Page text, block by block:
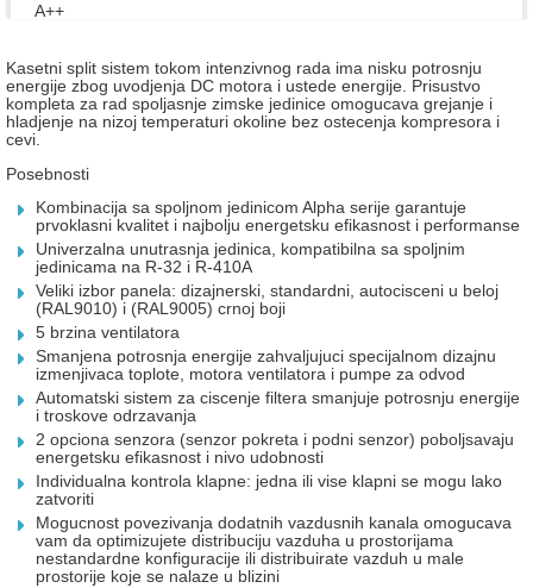
A++
Kasetni split sistem tokom intenzivnog rada ima nisku potrosnju
energije zbog uvodjenja DC motora i ustede energije. Prisustvo
kompleta za rad spoljasnje zimske jedinice omogucava grejanje i
hladjenje na nizoj temperaturi okoline bez ostecenja kompresora i
cevi.
Posebnosti
Kombinacija sa spoljnom jedinicom Alpha serije garantuje
prvoklasni kvalitet i najbolju energetsku efikasnost i performanse
Univerzalna unutrasnja jedinica, kompatibilna sa spoljnim
jedinicama na R-32 i R-410A
Veliki izbor panela: dizajnerski, standardni, autocisceni u beloj
(RAL9010) i (RAL9005) crnoj boji
5 brzina ventilatora
Smanjena potrosnja energije zahvaljujuci specijalnom dizajnu
izmenjivaca toplote, motora ventilatora i pumpe za odvod
Automatski sistem za ciscenje filtera smanjuje potrosnju energije
i troskove odrzavanja
2 opciona senzora (senzor pokreta i podni senzor) poboljsavaju
energetsku efikasnost i nivo udobnosti
Individualna kontrola klapne: jedna ili vise klapni se mogu lako
zatvoriti
Mogucnost povezivanja dodatnih vazdusnih kanala omogucava
vam da optimizujete distribuciju vazduha u prostorijama
nestandardne konfiguracije ili distribuirate vazduh u male
prostorije koje se nalaze u blizini